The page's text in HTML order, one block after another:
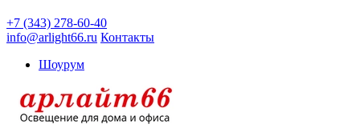
+7 (343) 278-60-40
info@arlight66.ru Контакты
Шоурум